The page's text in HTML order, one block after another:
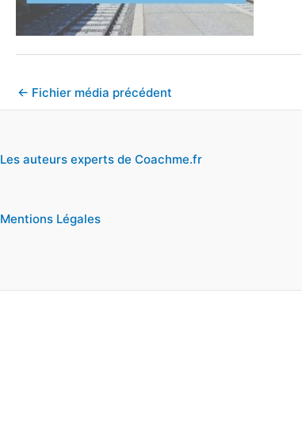
← Fichier média précédent
Les auteurs experts de Coachme.fr
Mentions Légales